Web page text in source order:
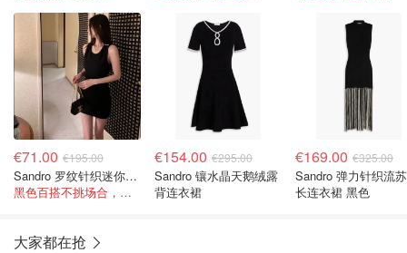
€71.00 €195.00
Sandro 罗纹针织迷你连衣裙 黑色
黑色百搭不挑场合，迷你裙长度显腿长！
€154.00 €295.00
Sandro 镶水晶天鹅绒露
背连衣裙
€169.00 €325.00
Sandro 弹力针织流
长连衣裙 黑色
大家都在抢